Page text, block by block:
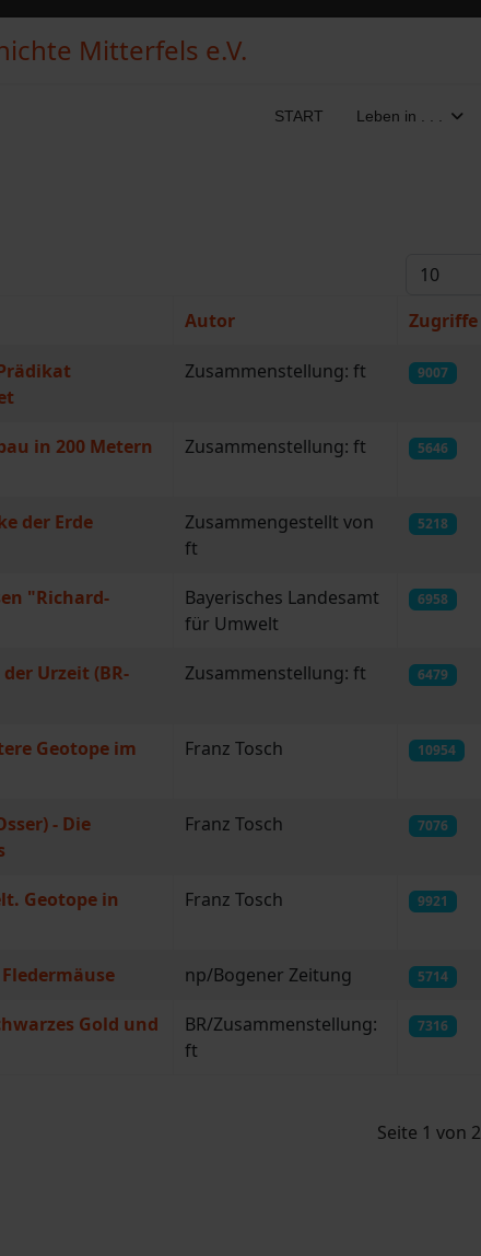
Mitterfels e.V.
START Leben in . . .
Anzeige #
Autor Zugriffe
Zusammenstellung: ft 9007
in 200 Metern
Zusammenstellung: ft 5646
der Erde
Zusammengestellt von
ft
5218
"Richard-
Bayerisches Landesamt
für Umwelt
6958
Urzeit (BR-
Zusammenstellung: ft 6479
Geotope im
Franz Tosch 10954
- Die
Franz Tosch 7076
Geotope in
Franz Tosch 9921
np/Bogener Zeitung 5714
Gold und
BR/Zusammenstellung:
ft
7316
Seite 1 von 2